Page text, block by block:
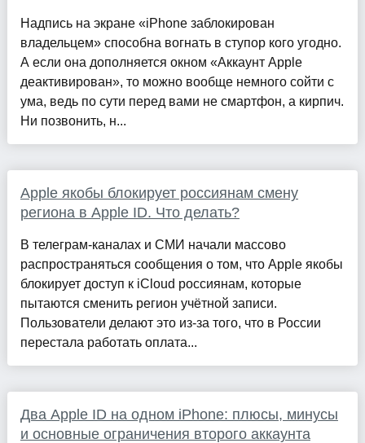
Надпись на экране «iPhone заблокирован
владельцем» способна вогнать в ступор кого угодно.
А если она дополняется окном «Аккаунт Apple
деактивирован», то можно вообще немного сойти с
ума, ведь по сути перед вами не смартфон, а кирпич.
Ни позвонить, н...
Apple якобы блокирует россиянам смену
региона в Apple ID. Что делать?
В телеграм-каналах и СМИ начали массово
распространяться сообщения о том, что Apple якобы
блокирует доступ к iCloud россиянам, которые
пытаются сменить регион учётной записи.
Пользователи делают это из-за того, что в России
перестала работать оплата...
Два Apple ID на одном iPhone: плюсы, минусы
и основные ограничения второго аккаунта